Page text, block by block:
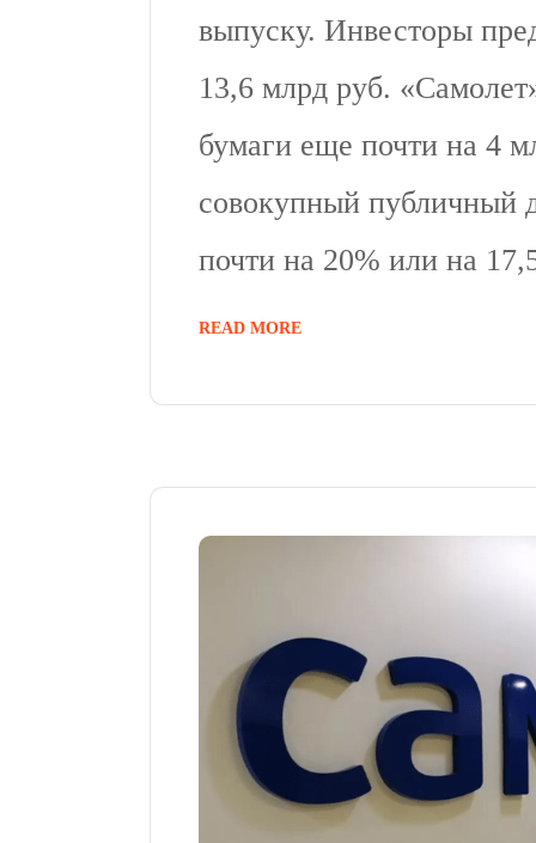
выпуску. Инвесторы
13,6 млрд руб.
бумаги еще почти на 4
совокупный публичный
почти на 20% или на
READ MORE